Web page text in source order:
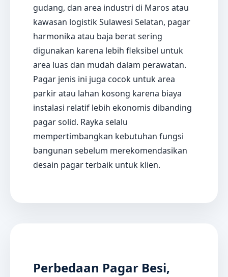
gudang, dan area industri di Maros atau
kawasan logistik Sulawesi Selatan, pagar
harmonika atau baja berat sering
digunakan karena lebih fleksibel untuk
area luas dan mudah dalam perawatan.
Pagar jenis ini juga cocok untuk area
parkir atau lahan kosong karena biaya
instalasi relatif lebih ekonomis dibanding
pagar solid. Rayka selalu
mempertimbangkan kebutuhan fungsi
bangunan sebelum merekomendasikan
desain pagar terbaik untuk klien.
Perbedaan Pagar Besi,